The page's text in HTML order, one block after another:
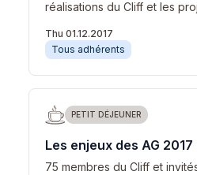
réalisations du Cliff et les
Thu 01.12.2017
Tous adhérents
PETIT DÉJEUNER
Les enjeux des AG
75 membres du Cliff et